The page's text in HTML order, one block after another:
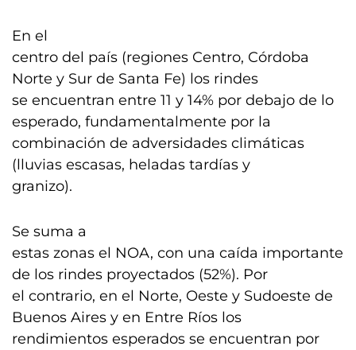
En el
centro del país (regiones Centro, Córdoba
Norte y Sur de Santa Fe) los rindes
se encuentran entre 11 y 14% por debajo de lo
esperado, fundamentalmente por la
combinación de adversidades climáticas
(lluvias escasas, heladas tardías y
granizo).
Se suma a
estas zonas el NOA, con una caída importante
de los rindes proyectados (52%). Por
el contrario, en el Norte, Oeste y Sudoeste de
Buenos Aires y en Entre Ríos los
rendimientos esperados se encuentran por